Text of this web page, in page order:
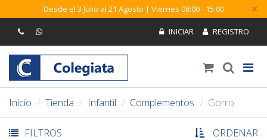
Desde el 3 Julio al 21 Agosto | Viernes 08:00 - 15:00 ×
Inicio Tienda Infantil Complementos Gorro
FILTROS ORDENAR